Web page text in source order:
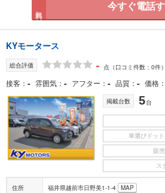
今すぐ電話
KYモータース
総合評価 - 点 （口コミ件数：0件）
接客 - 雰囲気 - アフター - 品質 - 価格
掲載台数 5台
車選びドッ
販
ス
住所 福井県越前市日野美1-1-4 MAP